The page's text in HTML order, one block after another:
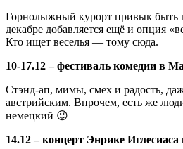
Горнолыжный курорт привык быть
декабре добавляется ещё и опция
Кто ищет веселья — тому сюда.
10-17.12 – фестиваль комедии в
Стэнд-ап, мимы, смех и радость,
австрийским. Впрочем, есть же
немецкий 😉
14.12 – концерт Энрике Иглесиаса